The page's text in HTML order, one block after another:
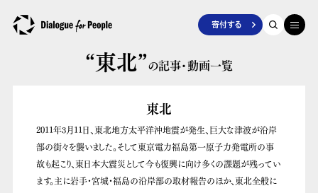
寄付する
“東北”の記事・動画一覧
東北
2011年3月11日、東北地方太平洋沖地震が発生、巨大な津波が沿岸
部の街々を襲いました。そして東京電力福島第一原子力発電所の事
故も起こり、東日本大震災として今も復興に向け多くの課題が残ってい
ます。主に岩手・宮城・福島の沿岸部の取材報告のほか、東北全般に